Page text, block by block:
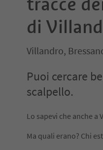
di
Villandro,
Puoi cercare
scalpello.
Lo sapevi che anche
Ma quali erano? Chi